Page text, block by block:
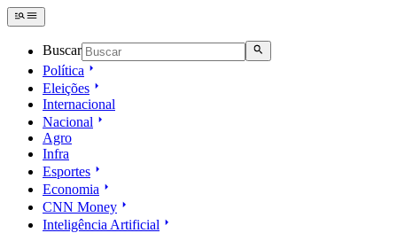
Buscar
Política
Eleições
Internacional
Nacional
Agro
Infra
Esportes
Economia
CNN Money
Inteligência Artificial